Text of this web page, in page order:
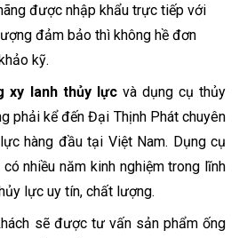
được nhập khẩu trực tiếp với
đảm bảo thì không hề đơn
kỹ.
xy lanh thủy lựcvà dụng cụ thủy
phải kể đến Đại Thịnh Phát chuyên
hàng đầu tại Việt Nam. Dụng cụ
nhiều năm kinh nghiệm trong lĩnh
lực uy tín, chất lượng.
sẽ được tư vấn sản phẩm ống